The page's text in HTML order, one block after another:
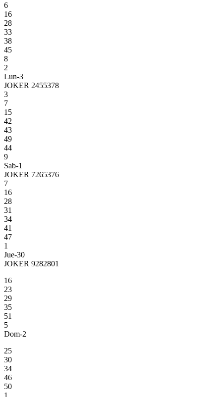
6
16
28
33
38
45
8
2
Lun-3
JOKER 2455378
3
7
15
42
43
49
44
9
Sab-1
JOKER 7265376
7
16
28
31
34
41
47
1
Jue-30
JOKER 9282801
16
23
29
35
51
5
Dom-2
25
30
34
46
50
1